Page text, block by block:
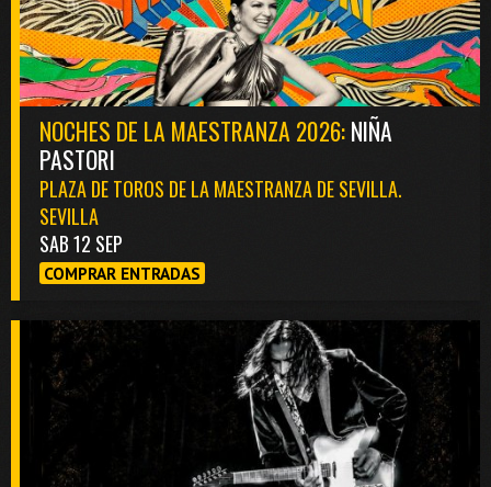
NOCHES DE LA MAESTRANZA 2026:NIÑA
PASTORI
PLAZA DE TOROS DE LA MAESTRANZA DE SEVILLA.
SEVILLA
SAB 12 SEP
COMPRAR ENTRADAS